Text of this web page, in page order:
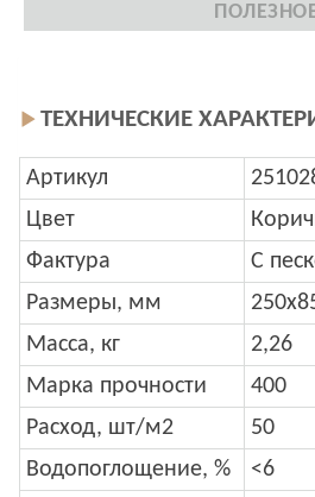
ТЕХНИЧЕСКИЕ
Артикул
Цвет
Фактура
С
Размеры, мм
Масса, кг
2,26
Марка прочности
400
Расход, шт/м2
50
Водопоглощение, %
<6